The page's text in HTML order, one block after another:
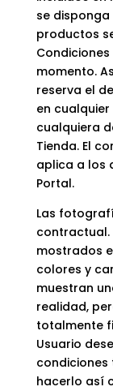
se
productos
momento.
reserva el
en
cualquiera
Tienda. El
aplica a los
Portal.
Las
contractual.
mostrados
colores y
muestran
realidad,
totalmente
Usuario
condiciones
hacerlo así